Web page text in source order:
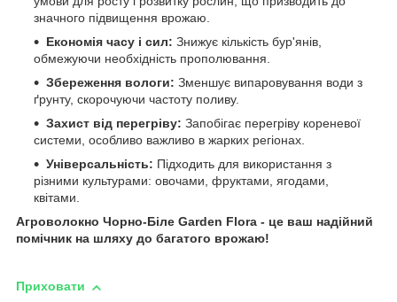
значного підвищення врожаю.
Економія часу і сил: Знижує кількість бур'янів,
обмежуючи необхідність прополювання.
Збереження вологи: Зменшує випаровування води з
ґрунту, скорочуючи частоту поливу.
Захист від перегріву: Запобігає перегріву кореневої
системи, особливо важливо в жарких регіонах.
Універсальність: Підходить для використання з
різними культурами: овочами, фруктами, ягодами,
квітами.
Агроволокно Чорно-Біле Garden Flora - це ваш надійний
помічник на шляху до багатого врожаю!
Приховати